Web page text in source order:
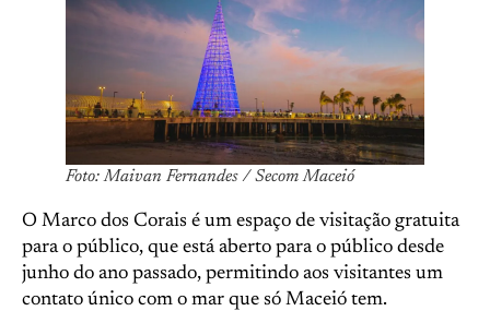
Foto: Maivan Fernandes / Secom Maceió
O Marco dos Corais é um espaço de visitação gratuita
para o público, que está aberto para o público desde
junho do ano passado, permitindo aos visitantes um
contato único com o mar que só Maceió tem.